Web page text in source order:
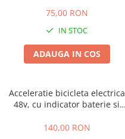
➔ Jinpeng/AMR
➔ RDB
➔ Arora
PIESE DE SCHIMB
75,00 RON
IN STOC
ADAUGA IN COS
Acceleratie bicicleta electrica
48v, cu indicator baterie si
140,00 RON